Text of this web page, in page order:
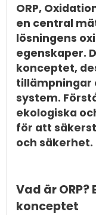
ORP,
en central
lösningens
egenskaper.
konceptet,
tillämpningar
system.
ekologiska
för att
och säkerhet.
Vad är
konceptet